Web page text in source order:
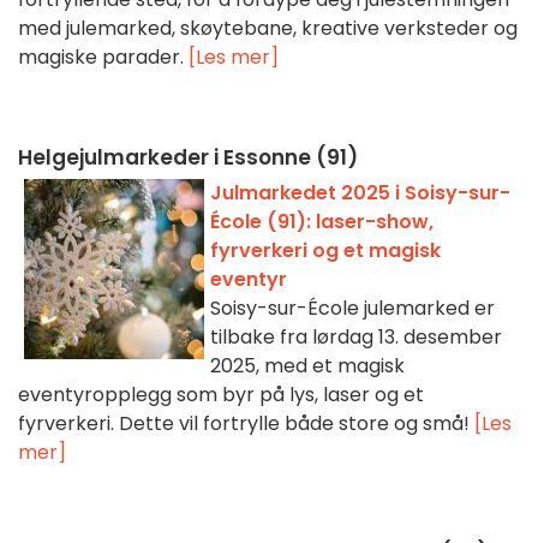
med julemarked, skøytebane, kreative verksteder og
magiske parader. [Les mer]
Helgejulmarkeder i Essonne (91)
Julmarkedet 2025 i Soisy-sur-
École (91): laser-show,
fyrverkeri og et magisk
eventyr
Soisy-sur-École julemarked er
tilbake fra lørdag 13. desember
2025, med et magisk
eventyropplegg som byr på lys, laser og et
fyrverkeri. Dette vil fortrylle både store og små! [Les
mer]